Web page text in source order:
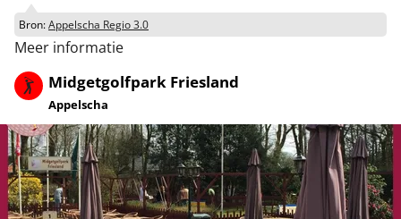
Bron:Appelscha Regio 3.0
Meer informatie
Midgetgolfpark Friesland
Appelscha